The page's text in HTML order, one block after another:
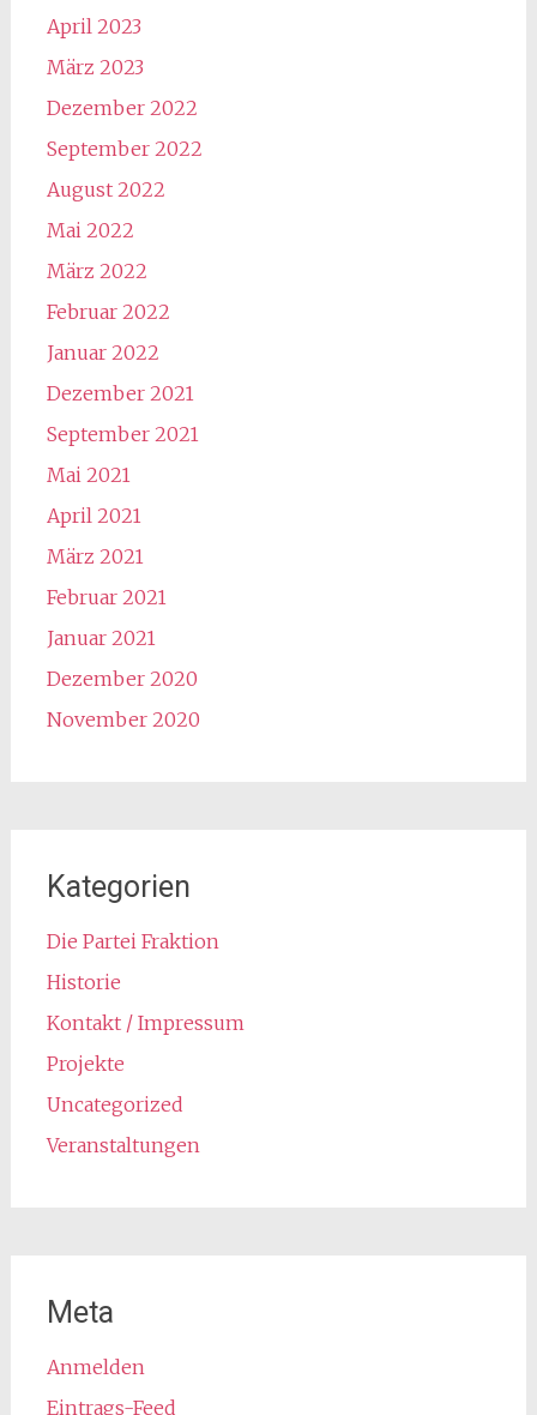
April 2023
März 2023
Dezember 2022
September 2022
August 2022
Mai 2022
März 2022
Februar 2022
Januar 2022
Dezember 2021
September 2021
Mai 2021
April 2021
März 2021
Februar 2021
Januar 2021
Dezember 2020
November 2020
Kategorien
Die Partei Fraktion
Historie
Kontakt / Impressum
Projekte
Uncategorized
Veranstaltungen
Meta
Anmelden
Eintrags-Feed